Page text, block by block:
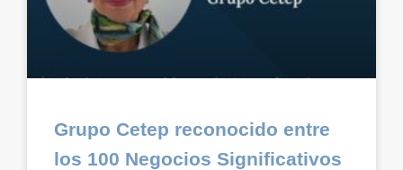
Grupo Cetep reconocido entre
los 100 Negocios Significativos